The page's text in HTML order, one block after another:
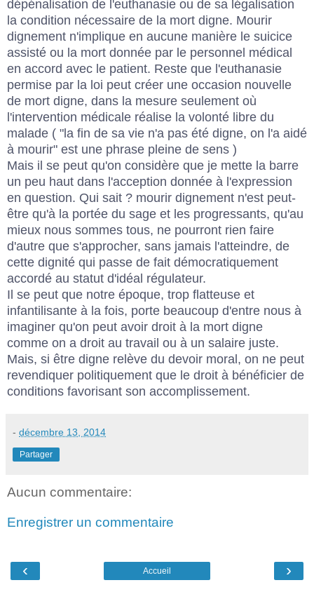
dépénalisation de l'euthanasie ou de sa légalisation
la condition nécessaire de la mort digne. Mourir
dignement n'implique en aucune manière le suicice
assisté ou la mort donnée par le personnel médical
en accord avec le patient. Reste que l'euthanasie
permise par la loi peut créer une occasion nouvelle
de mort digne, dans la mesure seulement où
l'intervention médicale réalise la volonté libre du
malade ( "la fin de sa vie n'a pas été digne, on l'a aidé
à mourir" est une phrase pleine de sens )
Mais il se peut qu'on considère que je mette la barre
un peu haut dans l'acception donnée à l'expression
en question. Qui sait ? mourir dignement n'est peut-
être qu'à la portée du sage et les progressants, qu'au
mieux nous sommes tous, ne pourront rien faire
d'autre que s'approcher, sans jamais l'atteindre, de
cette dignité qui passe de fait démocratiquement
accordé au statut d'idéal régulateur.
Il se peut que notre époque, trop flatteuse et
infantilisante à la fois, porte beaucoup d'entre nous à
imaginer qu'on peut avoir droit à la mort digne
comme on a droit au travail ou à un salaire juste.
Mais, si être digne relève du devoir moral, on ne peut
revendiquer politiquement que le droit à bénéficier de
conditions favorisant son accomplissement.
- décembre 13, 2014
Partager
Aucun commentaire:
Enregistrer un commentaire
‹ ›
Accueil